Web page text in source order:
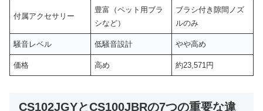
付属アクセサリー
豊富（ペット用ブラ
シなど）
ブラシ付き隙間ノズ
ルのみ
騒音レベル 低騒音設計 やや高め
価格 高め 約23,571円
CS102JGYとCS100JBRの7つの重要な違